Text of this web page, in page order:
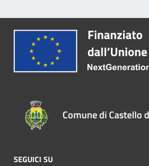
Comune di Castello
SEGUICI SU